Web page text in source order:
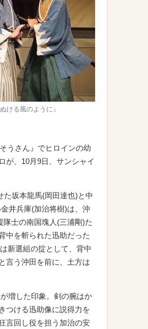
ける風のように』
うさん』でヒロインの幼
が、10月9日、サンシャイ
た坂本龍馬(岡田達也)と中
井兵庫(加治将樹)は、沖
士の南国塊人(三浦剛)た
中を斬られた迅助だった
新選組の掟として、背中
言う沖田を前に、土方は
増した印象。剣の腕はか
つける迅助像に説得力を
言回し役を担う加治の安